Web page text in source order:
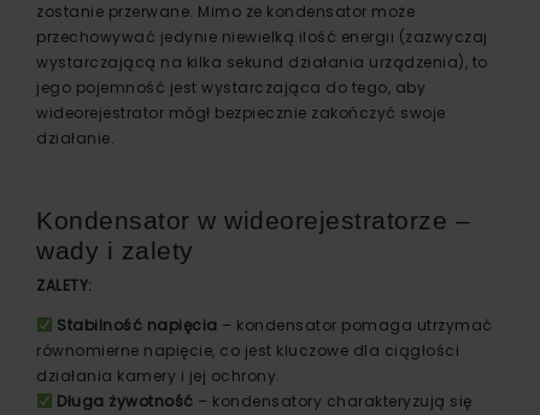
zostanie przerwane. Mimo że kondensator może
przechowywać jedynie niewielką ilość energii (zazwyczaj
wystarczającą na kilka sekund działania urządzenia), to
jego pojemność jest wystarczająca do tego, aby
wideorejestrator mógł bezpiecznie zakończyć swoje
działanie.
Kondensator w wideorejestratorze –
wady i zalety
ZALETY:
Stabilność napięcia – kondensator pomaga utrzymać
równomierne napięcie, co jest kluczowe dla ciągłości
działania kamery i jej ochrony.
Długa żywotność – kondensatory charakteryzują się